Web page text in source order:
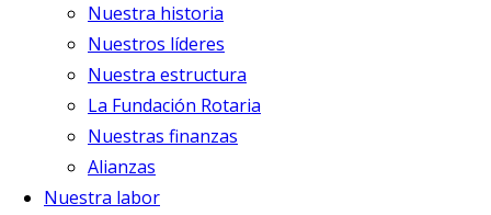
Nuestra historia
Nuestros líderes
Nuestra estructura
La Fundación Rotaria
Nuestras finanzas
Alianzas
Nuestra labor